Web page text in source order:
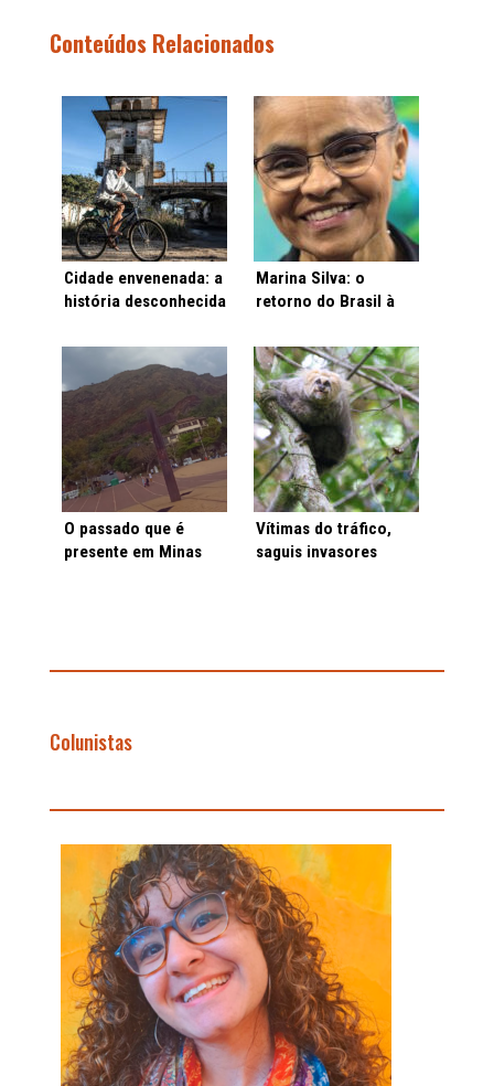
Conteúdos Relacionados
Cidade envenenada: a
história desconhecida
desastres ambientais
do país
Marina Silva: o
retorno do Brasil à
O passado que é
presente em Minas
Vítimas do tráfico,
saguis invasores
Colunistas